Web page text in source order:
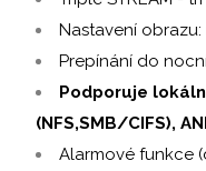
Nastavení
Prepínání do
Podporuje
(NFS,SMB/CIFS),
Alarmové funkce